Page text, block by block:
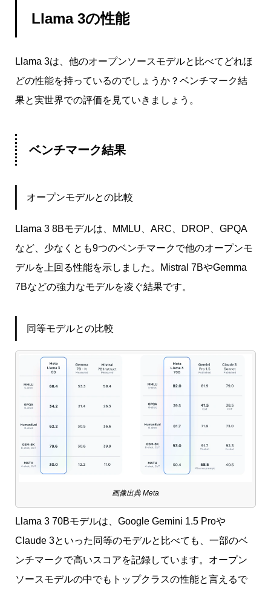
Llama 3の性能
Llama 3は、他のオープンソースモデルと比べてどれほ
どの性能を持っているのでしょうか？ベンチマーク結
果と実世界での評価を見ていきましょう。
ベンチマーク結果
オープンモデルとの比較
Llama 3 8Bモデルは、MMLU、ARC、DROP、GPQA
など、少なくとも9つのベンチマークで他のオープンモ
デルを上回る性能を示しました。Mistral 7BやGemma
7Bなどの強力なモデルを凌ぐ結果です。
同等モデルとの比較
画像出典 Meta
Llama 3 70Bモデルは、Google Gemini 1.5 Proや
Claude 3といった同等のモデルと比べても、一部のベ
ンチマークで高いスコアを記録しています。オープン
ソースモデルの中でもトップクラスの性能と言えるで